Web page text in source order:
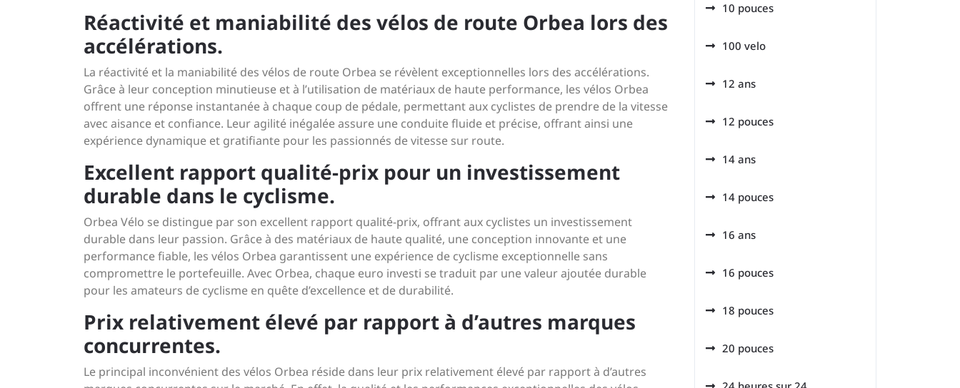
Réactivité et maniabilité des vélos de route Orbea lors des
accélérations.
La réactivité et la maniabilité des vélos de route Orbea se révèlent exceptionnelles lors des accélérations.
Grâce à leur conception minutieuse et à l’utilisation de matériaux de haute performance, les vélos Orbea
offrent une réponse instantanée à chaque coup de pédale, permettant aux cyclistes de prendre de la vitesse
avec aisance et confiance. Leur agilité inégalée assure une conduite fluide et précise, offrant ainsi une
expérience dynamique et gratifiante pour les passionnés de vitesse sur route.
Excellent rapport qualité-prix pour un investissement
durable dans le cyclisme.
Orbea Vélo se distingue par son excellent rapport qualité-prix, offrant aux cyclistes un investissement
durable dans leur passion. Grâce à des matériaux de haute qualité, une conception innovante et une
performance fiable, les vélos Orbea garantissent une expérience de cyclisme exceptionnelle sans
compromettre le portefeuille. Avec Orbea, chaque euro investi se traduit par une valeur ajoutée durable
pour les amateurs de cyclisme en quête d’excellence et de durabilité.
Prix relativement élevé par rapport à d’autres marques
concurrentes.
Le principal inconvénient des vélos Orbea réside dans leur prix relativement élevé par rapport à d’autres
10 pouces
100 velo
12 ans
12 pouces
14 ans
14 pouces
16 ans
16 pouces
18 pouces
20 pouces